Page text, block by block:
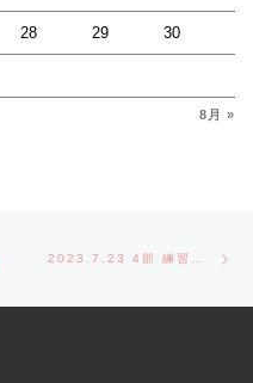
8月 »
28 29 30
BACK TO POST LIST 2023.7.23 4部 練習試合 VS TPR